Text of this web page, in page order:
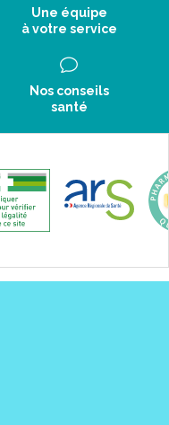
Une équipe
à votre service
Nos conseils
santé